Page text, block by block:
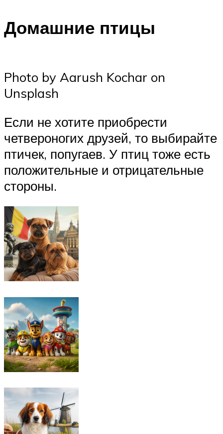
Домашние птицы
Photo by Aarush Kochar on
Unsplash
Если не хотите приобрести
четвероногих друзей, то выбирайте
птичек, попугаев. У птиц тоже есть
положительные и отрицательные
стороны.